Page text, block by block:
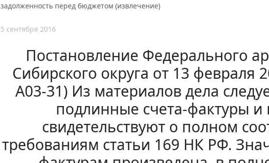
задолженность перед бюджетом (извлечение)
5 сентября 2016
Постановление Федерального
Сибирского округа от 13 февраля
А03-31) Из материалов дела
подлинные счета-фактуры
свидетельствуют о полном
требованиям статьи 169 НК РФ.